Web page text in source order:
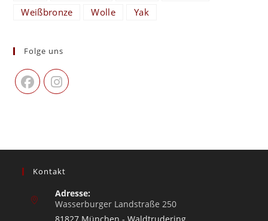
Weißbronze
Wolle Yak
Folge uns
Kontakt
Adresse:
Wasserburger Landstraße 250